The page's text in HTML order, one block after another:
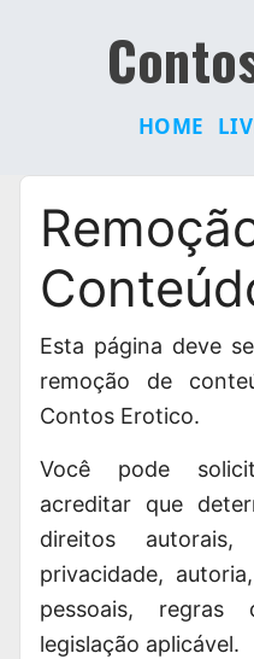
HOME
Pular
conteúdo
Esta página deve
remoção de
Contos Erotico.
Você pode
acreditar que
direitos
privacidade,
pessoais,
legislação aplicável.